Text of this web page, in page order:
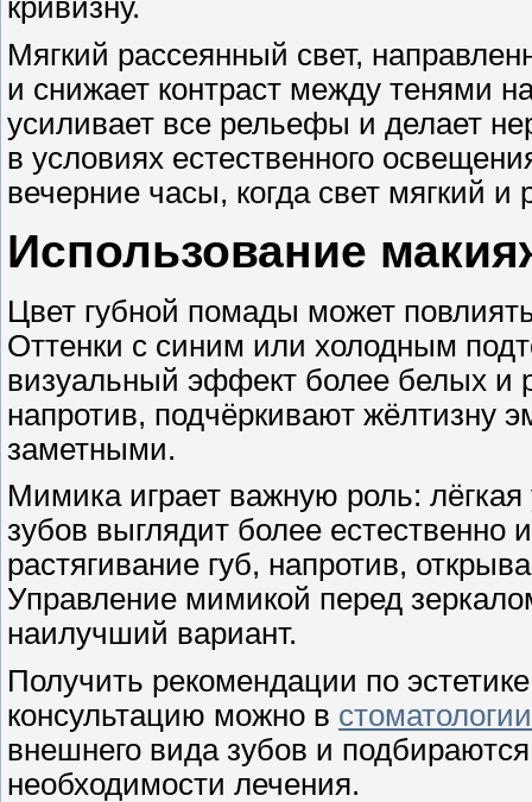
кривизну.
Мягкий рассеянный свет,
и снижает контраст между тенями
усиливает все рельефы и делает
в условиях естественного
вечерние часы, когда свет мягкий
Использование
Цвет губной помады может
Оттенки с синим или холодным
визуальный эффект более белых и
напротив, подчёркивают жёлтизну
заметными.
Мимика играет важную роль:
зубов выглядит более естественно
растягивание губ, напротив,
Управление мимикой перед
наилучший вариант.
Получить рекомендации по
консультацию можно в стоматологии
внешнего вида зубов и
необходимости лечения.